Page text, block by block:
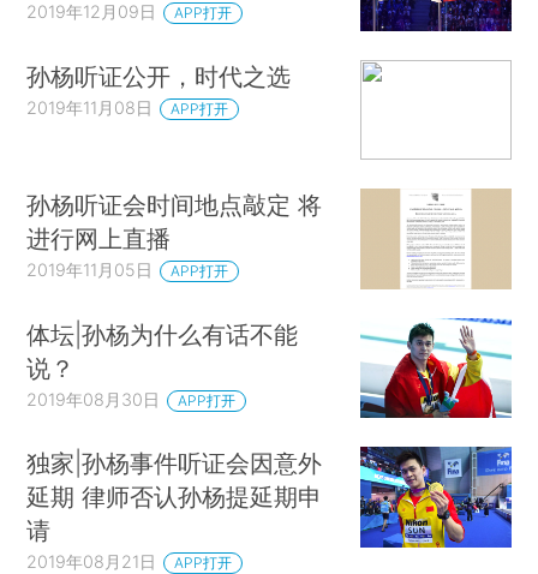
2019年12月09日 APP打开
孙杨听证公开，时代之选
2019年11月08日 APP打开
孙杨听证会时间地点敲定 将
进行网上直播
2019年11月05日 APP打开
体坛|孙杨为什么有话不能
说？
2019年08月30日 APP打开
独家|孙杨事件听证会因意外
延期 律师否认孙杨提延期申
请
2019年08月21日 APP打开